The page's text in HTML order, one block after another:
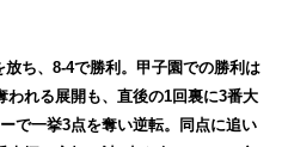
ち、8-4で勝利。甲子園での勝利は
われる展開も、直後の1回裏に3番大
で一挙3点を奪い逆転。同点に追い